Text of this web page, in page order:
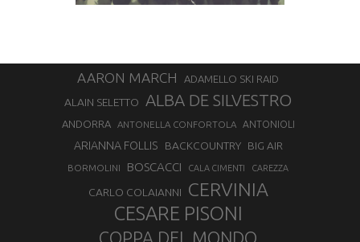
AARON MARCH ADAMELLO SKI RAID
ALAIN SELETTO ALBA DE SILVESTRO
ANDORRA ANTONELLA CONFORTOLA ANTONIOLI
ARIANNA FOLLIS BACKCOUNTRY BIG AIR
BORMOLINI BOSCACCI CALA CIMENTI CAREZZA
CARLO COLAIANNI CERVINIA
CESARE PISONI
COPPA DEL MONDO